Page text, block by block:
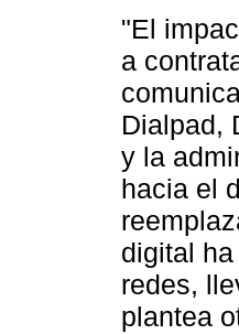
"El
a
Dialpad,
y la
hacia el
digital
redes,
plantea